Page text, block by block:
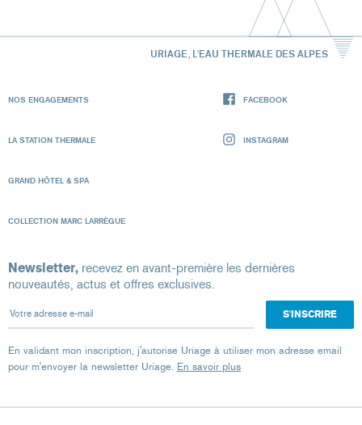
URIAGE, L'EAU THERMALE DES ALPES
NOS ENGAGEMENTS
LA STATION THERMALE
GRAND HÔTEL & SPA
COLLECTION MARC LARRÈGUE
FACEBOOK
INSTAGRAM
Newsletter, recevez en avant-première les dernières
nouveautés, actus et offres exclusives.
Votre adresse e-mail
En validant mon inscription, j'autorise Uriage à utiliser mon adresse email
pour m'envoyer la newsletter Uriage. En savoir plus